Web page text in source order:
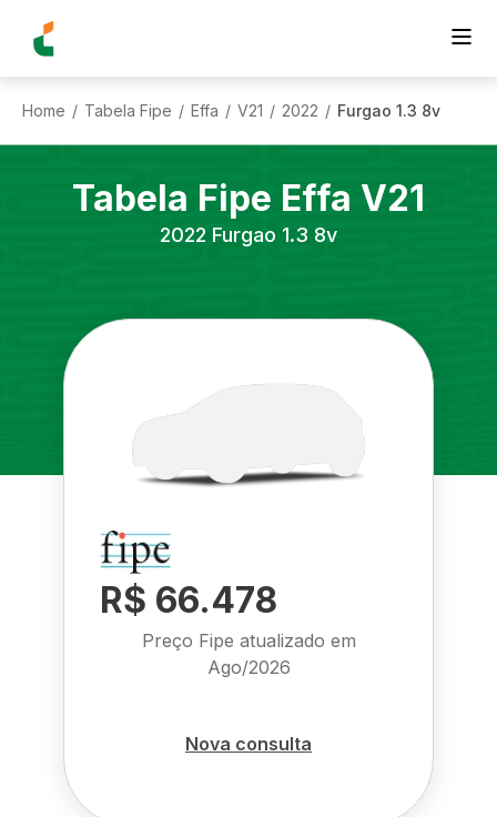
Home / Tabela Fipe / Effa / V21 / 2022 / Furgao 1.3 8v
Tabela Fipe Effa V21
2022 Furgao 1.3 8v
R$ 66.478
Preço Fipe atualizado em
Ago/2026
Nova consulta